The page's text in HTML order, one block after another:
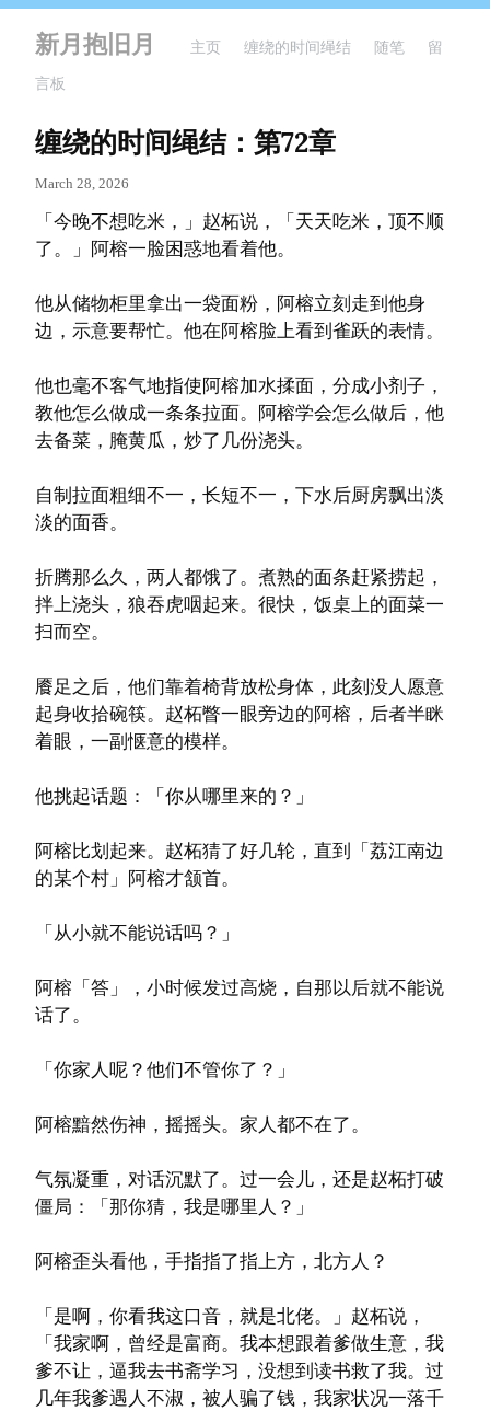
新月抱旧月 主页 缠绕的时间绳结 随笔
留
言板
缠绕的时间绳结：第72章
March 28, 2026
「今晚不想吃米，」赵柘说，「天天吃米，顶不顺
了。」阿榕一脸困惑地看着他。
他从储物柜里拿出一袋面粉，阿榕立刻走到他身
边，示意要帮忙。他在阿榕脸上看到雀跃的表情。
他也毫不客气地指使阿榕加水揉面，分成小剂子，
教他怎么做成一条条拉面。阿榕学会怎么做后，他
去备菜，腌黄瓜，炒了几份浇头。
自制拉面粗细不一，长短不一，下水后厨房飘出淡
淡的面香。
折腾那么久，两人都饿了。煮熟的面条赶紧捞起，
拌上浇头，狼吞虎咽起来。很快，饭桌上的面菜一
扫而空。
餍足之后，他们靠着椅背放松身体，此刻没人愿意
起身收拾碗筷。赵柘瞥一眼旁边的阿榕，后者半眯
着眼，一副惬意的模样。
他挑起话题：「你从哪里来的？」
阿榕比划起来。赵柘猜了好几轮，直到「荔江南边
的某个村」阿榕才颔首。
「从小就不能说话吗？」
阿榕「答」，小时候发过高烧，自那以后就不能说
话了。
「你家人呢？他们不管你了？」
阿榕黯然伤神，摇摇头。家人都不在了。
气氛凝重，对话沉默了。过一会儿，还是赵柘打破
僵局：「那你猜，我是哪里人？」
阿榕歪头看他，手指指了指上方，北方人？
「是啊，你看我这口音，就是北佬。」赵柘说，
「我家啊，曾经是富商。我本想跟着爹做生意，我
爹不让，逼我去书斋学习，没想到读书救了我。过
几年我爹遇人不淑，被人骗了钱，我家状况一落千